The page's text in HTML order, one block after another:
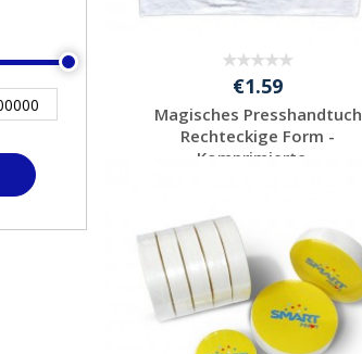
€1.59
Magisches Presshandtuch
Rechteckige Form -
Komprimierte...
anfragen